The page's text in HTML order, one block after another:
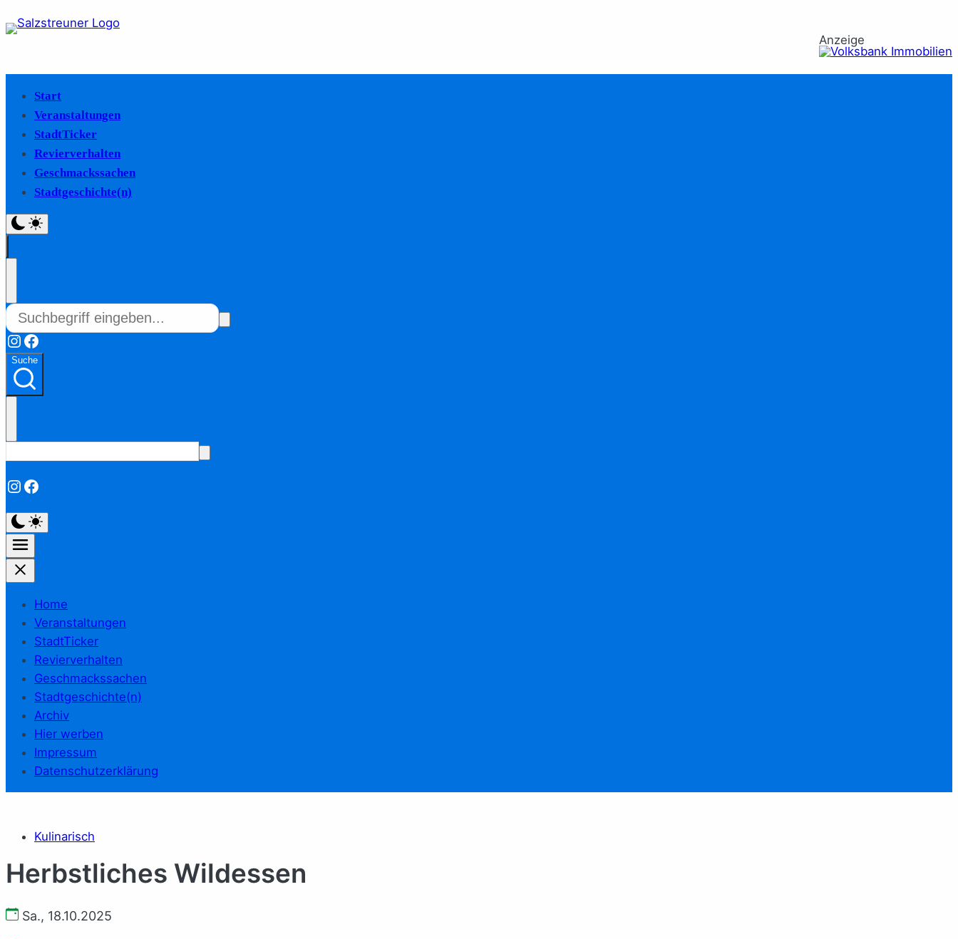
Anzeige
Start
Veranstaltungen
StadtTicker
Revierverhalten
Geschmackssachen
Stadtgeschichte(n)
Instagram
Facebook
Suche
Instagram
Facebook
Home
Veranstaltungen
StadtTicker
Revierverhalten
Geschmackssachen
Stadtgeschichte(n)
Archiv
Hier werben
Impressum
Datenschutzerklärung
Kulinarisch
Herbstliches Wildessen
Sa., 18.10.2025